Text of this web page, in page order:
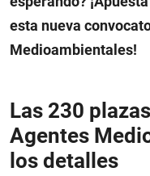
esta nueva
Medioambientales!
Las 230
Agentes
los detalles